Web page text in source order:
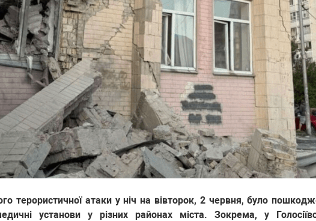
терористичної атаки у ніч на вівторок, 2 червня, було
установи у різних районах міста. Зокрема, у